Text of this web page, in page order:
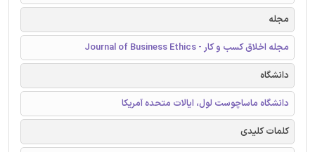
مجله
مجله اخلاق کسب و کار - Journal of Business Ethics
دانشگاه
دانشگاه ماساچوست لول، ایالات متحده آمریکا
کلمات کلیدی